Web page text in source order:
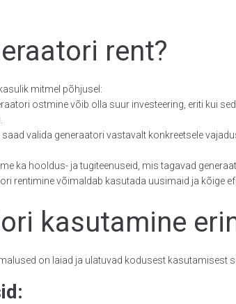
rent?
mitmel põhjusel:
ostmine võib olla suur investeering, eriti kui
saad valida generaatori vastavalt konkreetsele
ka hooldus- ja tugiteenuseid, mis tagavad
rentimine võimaldab kasutada uusimaid ja kõige
kasutamine
on laiad ja ulatuvad kodusest kasutamisest